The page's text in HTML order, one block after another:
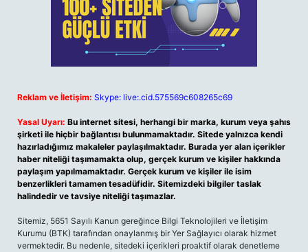
Reklam ve İletişim: Skype: live:.cid.575569c608265c69
Yasal Uyarı: Bu internet sitesi, herhangi bir marka, kurum veya şahıs
şirketi ile hiçbir bağlantısı bulunmamaktadır. Sitede yalnızca kendi
hazırladığımız makaleler paylaşılmaktadır. Burada yer alan içerikler
haber niteliği taşımamakta olup, gerçek kurum ve kişiler hakkında
paylaşım yapılmamaktadır. Gerçek kurum ve kişiler ile isim
benzerlikleri tamamen tesadüfidir. Sitemizdeki bilgiler taslak
halindedir ve tavsiye niteliği taşımazlar.
Sitemiz, 5651 Sayılı Kanun gereğince Bilgi Teknolojileri ve İletişim
Kurumu (BTK) tarafından onaylanmış bir Yer Sağlayıcı olarak hizmet
vermektedir. Bu nedenle, sitedeki içerikleri proaktif olarak denetleme